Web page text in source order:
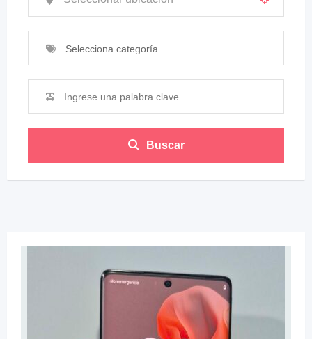
Selecciona categoría
Buscar